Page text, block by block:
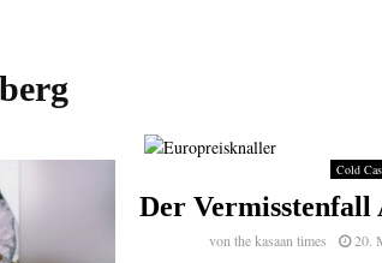
Cold
Der Vermisstenfall
vonthe kasaan times 20.